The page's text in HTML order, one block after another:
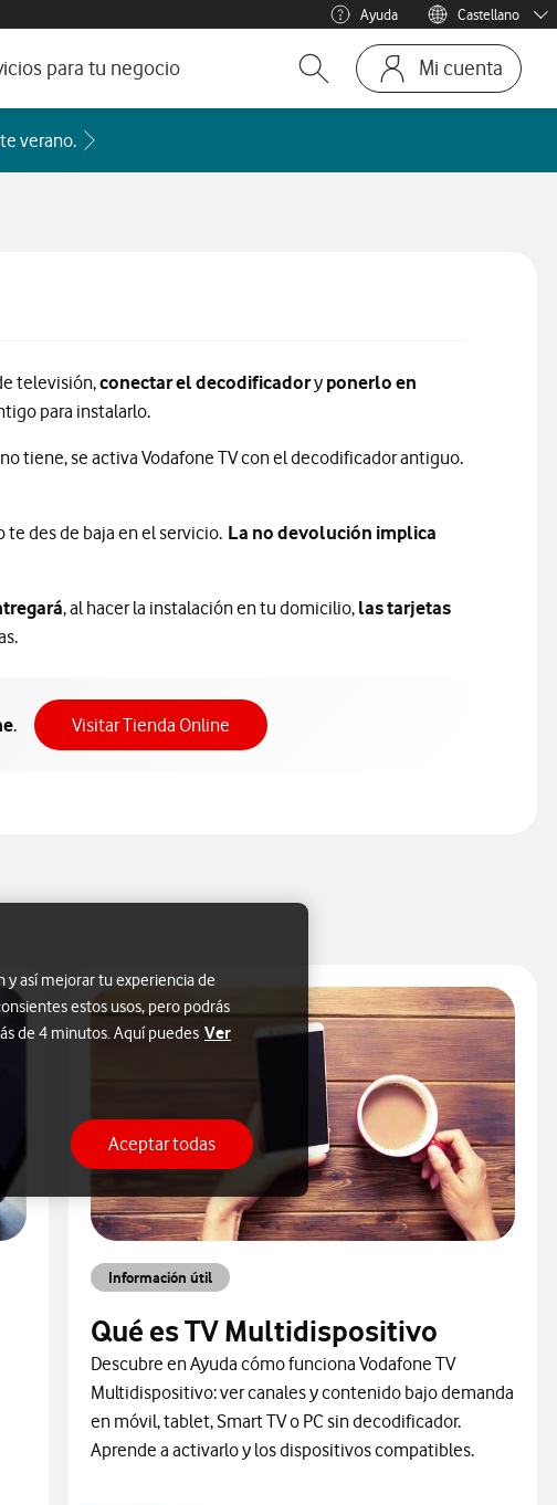
Ayuda
Menu idioma
Castellano
Català
para tu negocio
profesionales
cliente
Abrir buscador. Abre en
Mi cuenta
Ir a la pagina
verano.Acceder a la FAQ Qué países incluye cada zona de roaming
televisión,conectar el decodificadory ponerlo en
para instalarlo.
tiene, se activa Vodafone TV con el decodificador antiguo.
te des de baja en el servicio. La no devolución implica
, al hacer la instalación en tu domicilio, las tarjetas
. Visitar Tienda Online Acceso a Tienda Online
Información útil
Qué es TV Multidispositivo
Descubre en Ayuda cómo funciona Vodafone TV
Multidispositivo: ver canales y contenido bajo demanda
en móvil, tablet, Smart TV o PC sin decodificador.
Aprende a activarlo y los dispositivos compatibles.
y así mejorar tu experiencia de
estos usos, pero podrás
de 4 minutos. Aquí puedes Ver
Aceptar todas